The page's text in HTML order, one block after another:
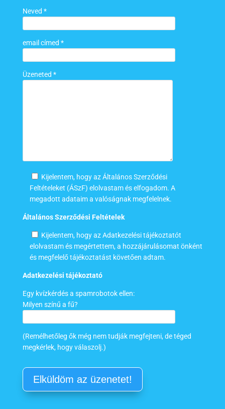
Neved *
email címed *
Üzeneted *
Kijelentem, hogy az Általános Szerződési
Feltételeket (ÁSzF) elolvastam és elfogadom. A
megadott adataim a valóságnak megfelelnek.
Általános Szerződési Feltételek
Kijelentem, hogy az Adatkezelési tájékoztatót
elolvastam és megértettem, a hozzájárulásomat önként
és megfelelő tájékoztatást követően adtam.
Adatkezelési tájékoztató
Egy kvízkérdés a spamrobotok ellen:
Milyen színű a fű?
(Remélhetőleg ők még nem tudják megfejteni, de téged
megkérlek, hogy válaszolj.)